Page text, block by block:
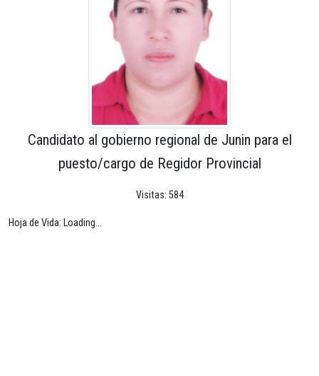
Candidato al gobierno regional de Junin para el
puesto/cargo de Regidor Provincial
Visitas: 584
Hoja de Vida: Loading...